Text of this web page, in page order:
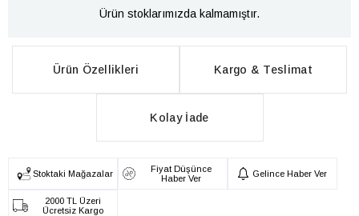
Ürün stoklarımızda kalmamıştır.
Ürün Özellikleri Kargo & Teslimat
Kolay İade
Stoktaki Mağazalar
Fiyat Düşünce
Haber Ver
Gelince Haber Ver
2000 TL Üzeri
Ücretsiz Kargo